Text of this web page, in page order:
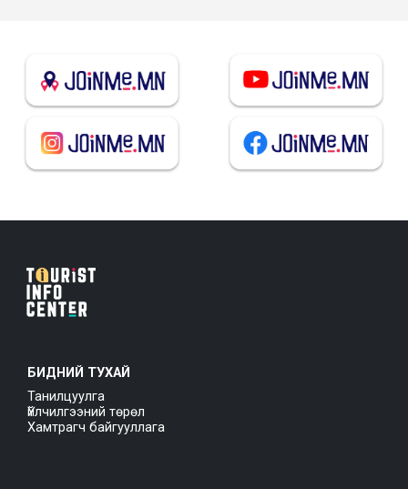
БИДНИЙ ТУХАЙ
Танилцуулга
Үйлчилгээний төрөл
Хамтрагч байгууллага